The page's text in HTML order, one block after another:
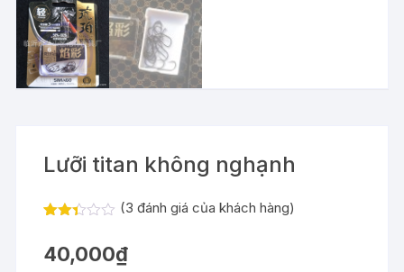
Lưỡi titan không nghạnh
5
(3 đánh giá của khách hàng)
40,000₫